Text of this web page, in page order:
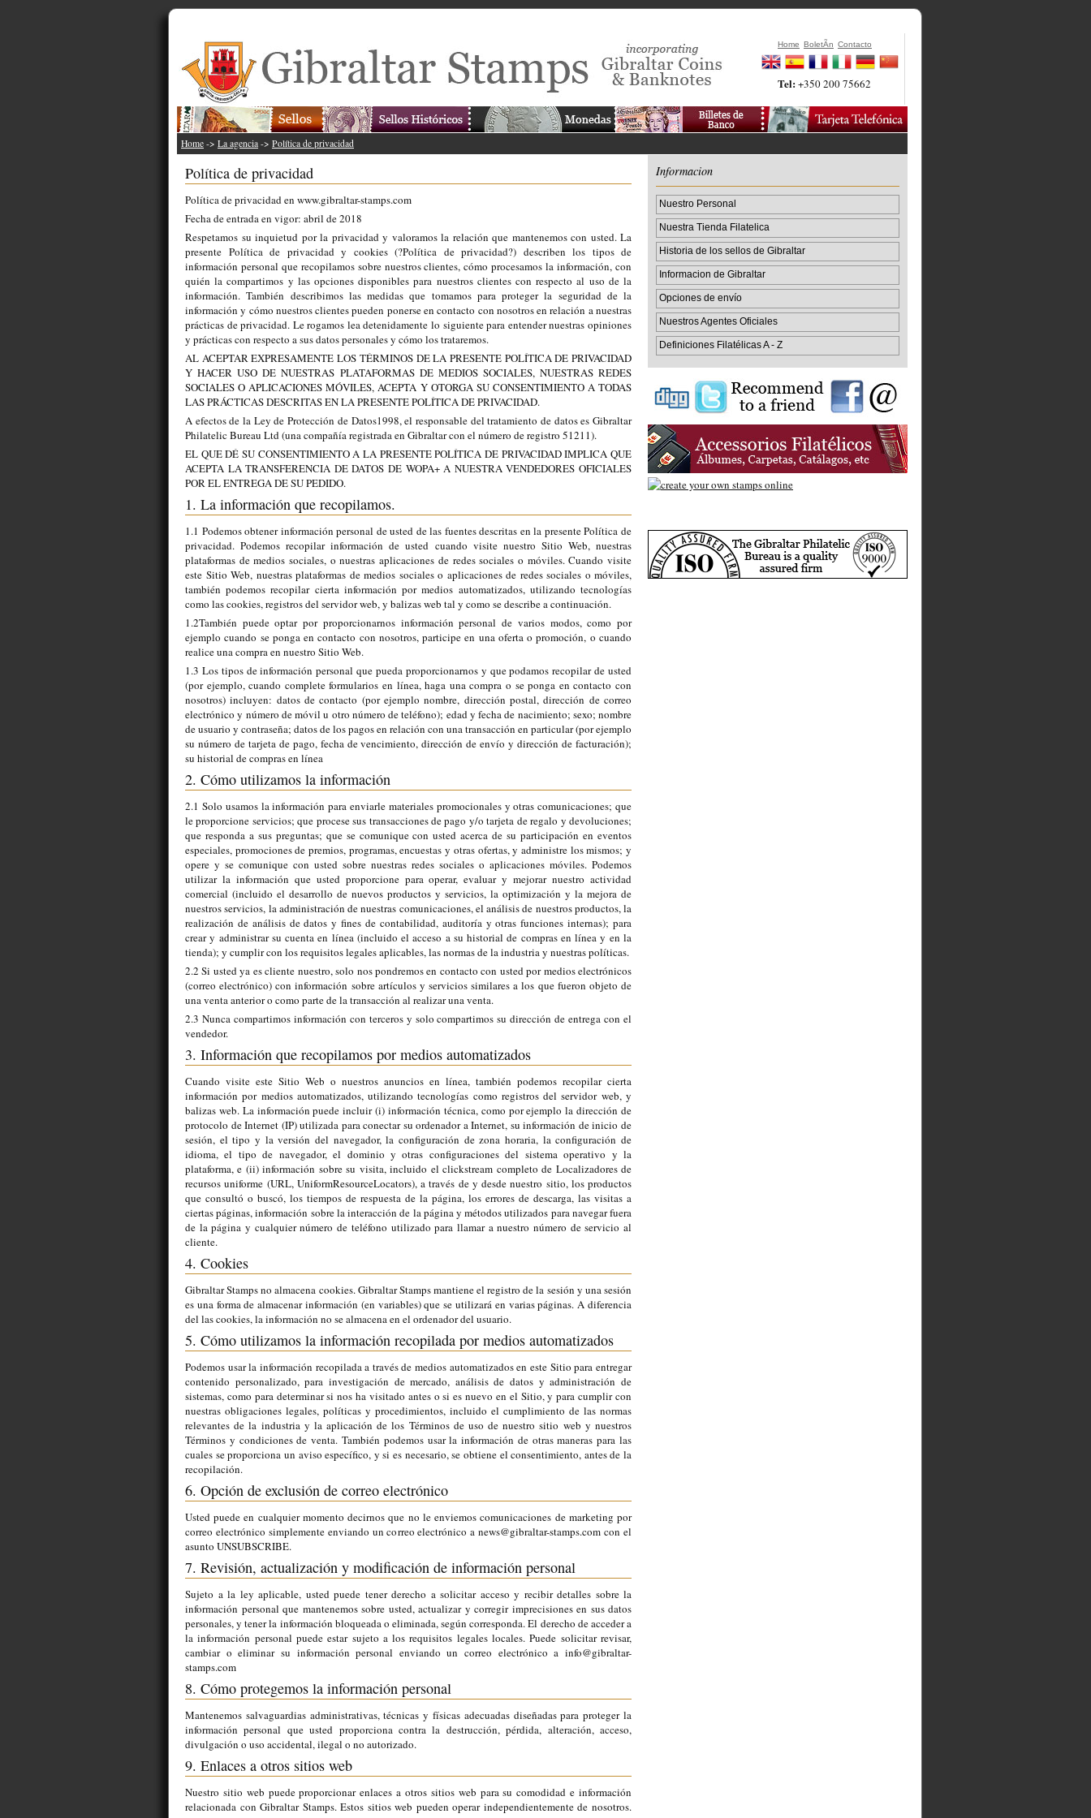
Home BoletÃ­n Contacto
Tel:+350 200 75662
Home -> La agencia -> Política de privacidad
Política de privacidad
Política de privacidad en www.gibraltar-stamps.com
Fecha de entrada en vigor: abril de 2018
Respetamos su inquietud por la privacidad y valoramos la relación que mantenemos con usted. La
presente Política de privacidad y cookies (?Política de privacidad?) describen los tipos de
información personal que recopilamos sobre nuestros clientes, cómo procesamos la información, con
quién la compartimos y las opciones disponibles para nuestros clientes con respecto al uso de la
información. También describimos las medidas que tomamos para proteger la seguridad de la
información y cómo nuestros clientes pueden ponerse en contacto con nosotros en relación a nuestras
prácticas de privacidad. Le rogamos lea detenidamente lo siguiente para entender nuestras opiniones
y prácticas con respecto a sus datos personales y cómo los trataremos.
AL ACEPTAR EXPRESAMENTE LOS TÉRMINOS DE LA PRESENTE POLÍTICA DE PRIVACIDAD
Y HACER USO DE NUESTRAS PLATAFORMAS DE MEDIOS SOCIALES, NUESTRAS REDES
SOCIALES O APLICACIONES MÓVILES, ACEPTA Y OTORGA SU CONSENTIMIENTO A TODAS
LAS PRÁCTICAS DESCRITAS EN LA PRESENTE POLÍTICA DE PRIVACIDAD.
A efectos de la Ley de Protección de Datos1998, el responsable del tratamiento de datos es Gibraltar
Philatelic Bureau Ltd (una compañía registrada en Gibraltar con el número de registro 51211).
EL QUE DÉ SU CONSENTIMIENTO A LA PRESENTE POLÍTICA DE PRIVACIDAD IMPLICA QUE
ACEPTA LA TRANSFERENCIA DE DATOS DE WOPA+ A NUESTRA VENDEDORES OFICIALES
POR EL ENTREGA DE SU PEDIDO.
1. La información que recopilamos.
1.1 Podemos obtener información personal de usted de las fuentes descritas en la presente Política de
privacidad. Podemos recopilar información de usted cuando visite nuestro Sitio Web, nuestras
plataformas de medios sociales, o nuestras aplicaciones de redes sociales o móviles. Cuando visite
este Sitio Web, nuestras plataformas de medios sociales o aplicaciones de redes sociales o móviles,
también podemos recopilar cierta información por medios automatizados, utilizando tecnologías
como las cookies, registros del servidor web, y balizas web tal y como se describe a continuación.
1.2También puede optar por proporcionarnos información personal de varios modos, como por
ejemplo cuando se ponga en contacto con nosotros, participe en una oferta o promoción, o cuando
realice una compra en nuestro Sitio Web.
1.3 Los tipos de información personal que pueda proporcionarnos y que podamos recopilar de usted
(por ejemplo, cuando complete formularios en línea, haga una compra o se ponga en contacto con
nosotros) incluyen: datos de contacto (por ejemplo nombre, dirección postal, dirección de correo
electrónico y número de móvil u otro número de teléfono); edad y fecha de nacimiento; sexo; nombre
de usuario y contraseña; datos de los pagos en relación con una transacción en particular (por ejemplo
su número de tarjeta de pago, fecha de vencimiento, dirección de envío y dirección de facturación);
su historial de compras en línea
2. Cómo utilizamos la información
2.1 Solo usamos la información para enviarle materiales promocionales y otras comunicaciones; que
le proporcione servicios; que procese sus transacciones de pago y/o tarjeta de regalo y devoluciones;
que responda a sus preguntas; que se comunique con usted acerca de su participación en eventos
especiales, promociones de premios, programas, encuestas y otras ofertas, y administre los mismos; y
opere y se comunique con usted sobre nuestras redes sociales o aplicaciones móviles. Podemos
utilizar la información que usted proporcione para operar, evaluar y mejorar nuestro actividad
comercial (incluido el desarrollo de nuevos productos y servicios, la optimización y la mejora de
nuestros servicios, la administración de nuestras comunicaciones, el análisis de nuestros productos, la
realización de análisis de datos y fines de contabilidad, auditoría y otras funciones internas); para
crear y administrar su cuenta en línea (incluido el acceso a su historial de compras en línea y en la
tienda); y cumplir con los requisitos legales aplicables, las normas de la industria y nuestras políticas.
2.2 Si usted ya es cliente nuestro, solo nos pondremos en contacto con usted por medios electrónicos
(correo electrónico) con información sobre artículos y servicios similares a los que fueron objeto de
una venta anterior o como parte de la transacción al realizar una venta.
2.3 Nunca compartimos información con terceros y solo compartimos su dirección de entrega con el
vendedor.
3. Información que recopilamos por medios automatizados
Cuando visite este Sitio Web o nuestros anuncios en línea, también podemos recopilar cierta
información por medios automatizados, utilizando tecnologías como registros del servidor web, y
balizas web. La información puede incluir (i) información técnica, como por ejemplo la dirección de
protocolo de Internet (IP) utilizada para conectar su ordenador a Internet, su información de inicio de
sesión, el tipo y la versión del navegador, la configuración de zona horaria, la configuración de
idioma, el tipo de navegador, el dominio y otras configuraciones del sistema operativo y la
plataforma, e (ii) información sobre su visita, incluido el clickstream completo de Localizadores de
recursos uniforme (URL, UniformResourceLocators), a través de y desde nuestro sitio, los productos
que consultó o buscó, los tiempos de respuesta de la página, los errores de descarga, las visitas a
ciertas páginas, información sobre la interacción de la página y métodos utilizados para navegar fuera
de la página y cualquier número de teléfono utilizado para llamar a nuestro número de servicio al
cliente.
4. Cookies
Gibraltar Stamps no almacena cookies. Gibraltar Stamps mantiene el registro de la sesión y una sesión
es una forma de almacenar información (en variables) que se utilizará en varias páginas. A diferencia
del las cookies, la información no se almacena en el ordenador del usuario.
5. Cómo utilizamos la información recopilada por medios automatizados
Podemos usar la información recopilada a través de medios automatizados en este Sitio para entregar
contenido personalizado, para investigación de mercado, análisis de datos y administración de
sistemas, como para determinar si nos ha visitado antes o si es nuevo en el Sitio, y para cumplir con
nuestras obligaciones legales, políticas y procedimientos, incluido el cumplimiento de las normas
relevantes de la industria y la aplicación de los Términos de uso de nuestro sitio web y nuestros
Términos y condiciones de venta. También podemos usar la información de otras maneras para las
cuales se proporciona un aviso específico, y si es necesario, se obtiene el consentimiento, antes de la
recopilación.
6. Opción de exclusión de correo electrónico
Usted puede en cualquier momento decirnos que no le enviemos comunicaciones de marketing por
correo electrónico simplemente enviando un correo electrónico a news@gibraltar-stamps.com con el
asunto UNSUBSCRIBE.
7. Revisión, actualización y modificación de información personal
Sujeto a la ley aplicable, usted puede tener derecho a solicitar acceso y recibir detalles sobre la
información personal que mantenemos sobre usted, actualizar y corregir imprecisiones en sus datos
personales, y tener la información bloqueada o eliminada, según corresponda. El derecho de acceder a
la información personal puede estar sujeto a los requisitos legales locales. Puede solicitar revisar,
cambiar o eliminar su información personal enviando un correo electrónico a info@gibraltar-
stamps.com
8. Cómo protegemos la información personal
Mantenemos salvaguardias administrativas, técnicas y físicas adecuadas diseñadas para proteger la
información personal que usted proporciona contra la destrucción, pérdida, alteración, acceso,
divulgación o uso accidental, ilegal o no autorizado.
9. Enlaces a otros sitios web
Nuestro sitio web puede proporcionar enlaces a otros sitios web para su comodidad e información
relacionada con Gibraltar Stamps. Estos sitios web pueden operar independientemente de nosotros.
Informacion
Nuestro Personal
Nuestra Tienda Filatelica
Historia de los sellos de Gibraltar
Informacion de Gibraltar
Opciones de envío
Nuestros Agentes Oficiales
Definiciones Filatélicas A - Z